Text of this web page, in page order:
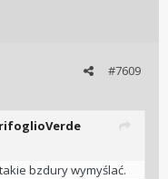
#7609
bzdury wymyślać.